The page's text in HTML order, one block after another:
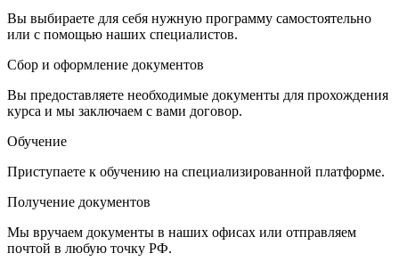
Вы выбираете для себя нужную программу самостоятельно
или с помощью наших специалистов.
Сбор и оформление документов
Вы предоставляете необходимые документы для прохождения
курса и мы заключаем с вами договор.
Обучение
Приступаете к обучению на специализированной платформе.
Получение документов
Мы вручаем документы в наших офисах или отправляем
почтой в любую точку РФ.